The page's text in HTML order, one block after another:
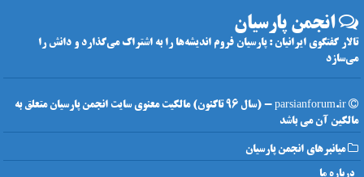
انجمن پارسیان
تالار گفتگوی ایرانیان : پارسیان فروم اندیشه‌ها را به اشتراک می‌گذارد و دانش را
می‌سازد
parsianforum.ir - (سال 96 تاکنون) مالکیت معنوی سایت انجمن پارسیان متعلق به
مالکین آن می باشد
میانبرهای انجمن پارسیان
درباره ما